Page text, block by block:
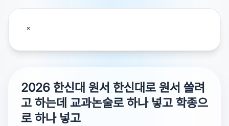
2026 한신대 원서 한신대로 원서 쓸려
고 하는데 교과논술로 하나 넣고 학종으
로 하나 넣고